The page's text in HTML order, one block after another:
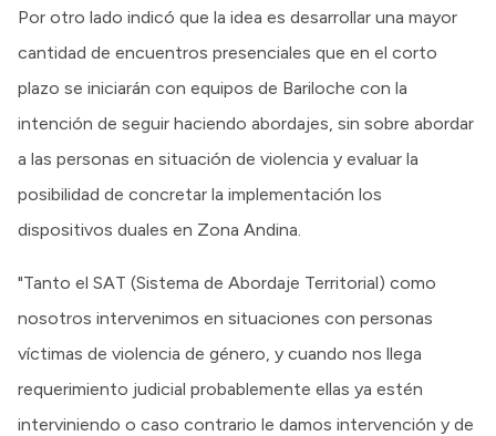
Por otro lado indicó que la idea es desarrollar una mayor
cantidad de encuentros presenciales que en el corto
plazo se iniciarán con equipos de Bariloche con la
intención de seguir haciendo abordajes, sin sobre abordar
a las personas en situación de violencia y evaluar la
posibilidad de concretar la implementación los
dispositivos duales en Zona Andina.
"Tanto el SAT (Sistema de Abordaje Territorial) como
nosotros intervenimos en situaciones con personas
víctimas de violencia de género, y cuando nos llega
requerimiento judicial probablemente ellas ya estén
interviniendo o caso contrario le damos intervención y de